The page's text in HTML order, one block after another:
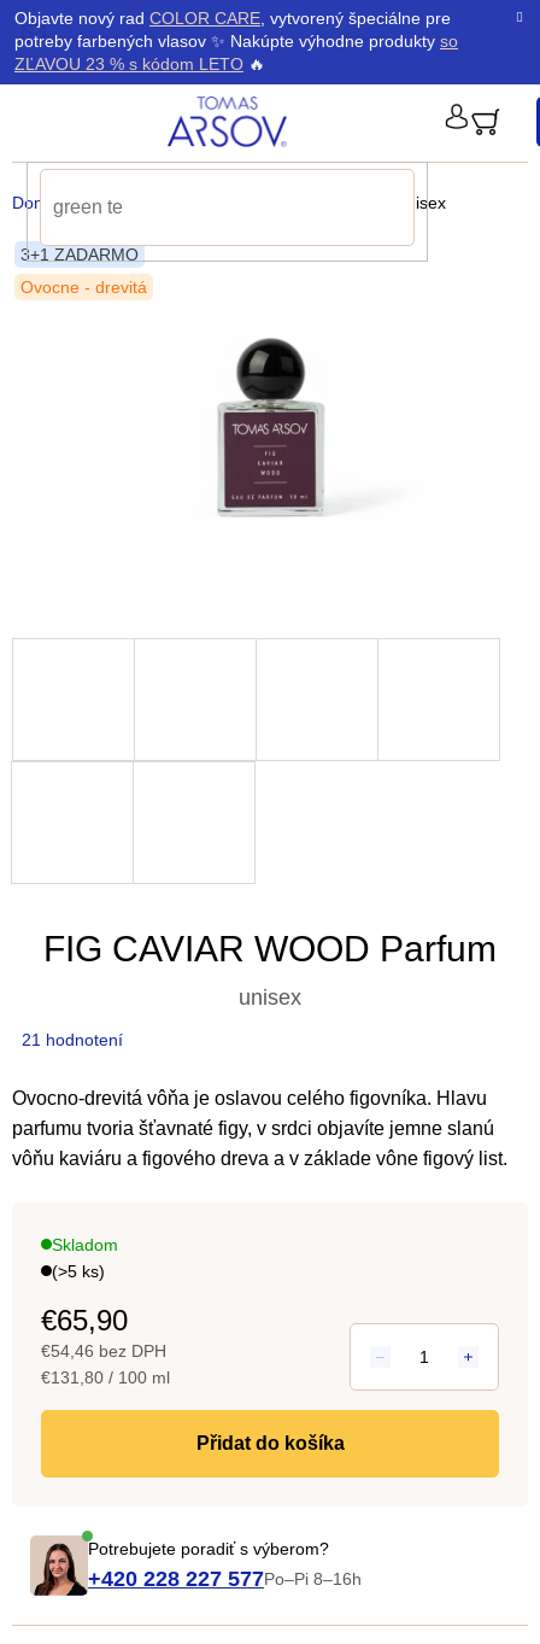
Prejsť
na
obsah
Objavte nový rad COLOR CARE, vytvorený špeciálne pre
potreby farbených vlasov ✨ Nakúpte výhodne produkty so
ZĽAVOU 23 % s kódom LETO 🔥
Domov / Parfémy unisex
3+1 ZADARMO
Ovocne - drevitá
FIG CAVIAR WOOD Parfum
unisex
Priemerné
produktu
je
4,0
hviezdičiek.
21 hodnotení
Ovocno-drevitá vôňa je oslavou celého figovníka. Hlavu
parfumu tvoria šťavnaté figy, v srdci objavíte jemne slanú
vôňu kaviáru a figového dreva a v základe vône figový list.
€65,90
€54,46 bez DPH
Jednotková
€131,80 / 100 ml
Skladom
(>5 ks)
do košíka
Potrebujete poradiť s výberom?
+420 228 227 577Po–Pi 8–16h
K
o
k
Späť
Späť